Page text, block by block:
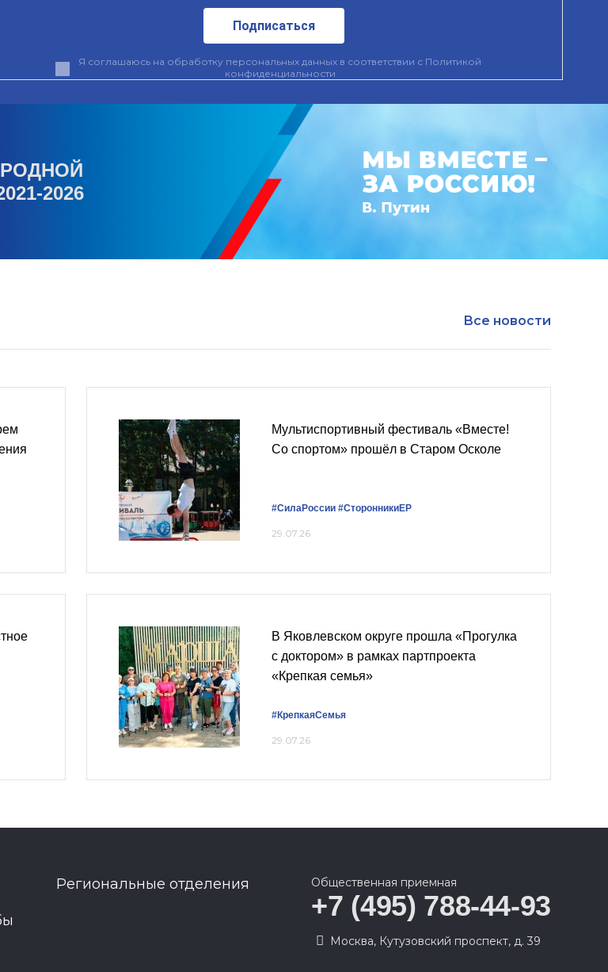
Подписаться
Я соглашаюсь на обработку персональных данных в соответствии с Политикой
конфиденциальности
2026
Все новости
Мультиспортивный фестиваль «Вместе!
Со спортом» прошёл в Старом Осколе
#СилаРоссии #СторонникиЕР
29.07.26
В Яковлевском округе прошла «Прогулка
с доктором» в рамках партпроекта
«Крепкая семья»
#КрепкаяСемья
29.07.26
Региональные отделения Общественная приемная
+7 (495) 788-44-93
Москва, Кутузовский проспект, д. 39